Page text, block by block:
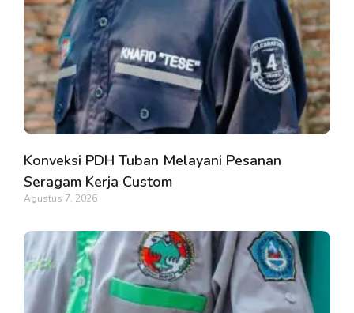
Konveksi PDH Tuban Melayani Pesanan
Seragam Kerja Custom
Agustus 7, 2026